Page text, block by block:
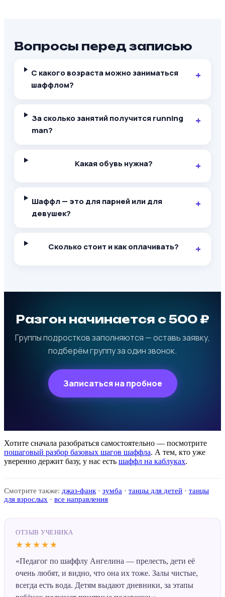
Вопросы перед записью
С какого возраста можно заниматься
шаффлом?
За сколько занятий получится running
man?
Какая обувь нужна?
Шаффл — это для парней или для
девушек?
Сколько стоит и как оплачивать?
Разгон начинается с 500 ₽
Группы подростков заполняются — оставь заявку,
подберём группу за один звонок.
Записаться на пробное
Хотите сначала разобраться самостоятельно — посмотрите
пошаговый разбор базовых шагов шаффла. А тем, кто уже
уверенно держит базу, у нас есть шаффл на каблуках.
Смотрите также: джаз-фанк · зумба · танцы для детей · танцы
для взрослых · все направления
ОТЗЫВ УЧЕНИКА
★★★★★
«Педагог по шаффлу Ангелина — прелесть, дети её
очень любят, и видно, что она их тоже. Залы чистые,
всегда есть вода. Детям выдают дневники, за этапы